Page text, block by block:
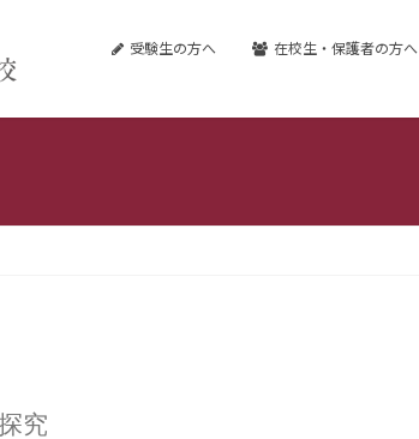
受験生の方へ 在校生・保護者の方へ
究